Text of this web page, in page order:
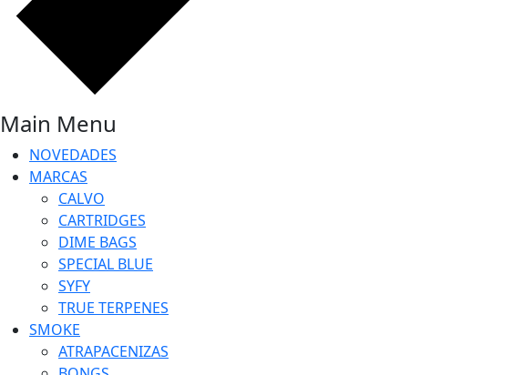
Main Menu
NOVEDADES
MARCAS
CALVO
CARTRIDGES
DIME BAGS
SPECIAL BLUE
SYFY
TRUE TERPENES
SMOKE
ATRAPACENIZAS